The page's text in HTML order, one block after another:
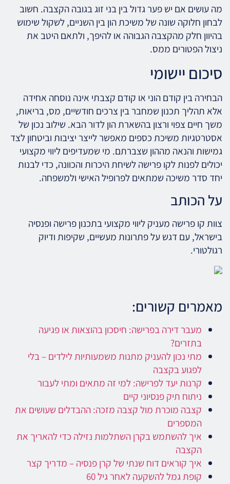
מה עושים אם יש פער גדול בין בני זוג בגובה הקצבה. חשוב
לבחון חלוקה שונה של משיכת הון בין השניים, לשקול שימוש
בהיוון חלק מהקצבה הגבוהה או להיפך, ולתאם היטב את
ניצול הפטורים ממס.
סיכום יישומי
הבחירה בין קודם הוני או קודם קצבתי אינה נוסחה אחידה
אלא תהליך תכנון שמחבר בין צרכים חודשיים, מס, בריאות,
משך חיים צפוי ורצון בהשארת הון לדור הבא. שילוב נכון של
אסטרטגיות משיכת כספים מאפשר לייצר יציבות וביטחון לצד
גמישות והנאה מההון שצברתם. מי שמעדיפים ליווי מקצועי
יכולים לפנות לקו פרישה לשיחת היכרות והכוונה, כדי לבנות
יחד סדר משיכה שמתאים לפרופיל האישי ולמשפחה.
על הכותב
צוות קו פרישה מעניק ליווי מקצועי בתכנון פרישה ופנסיה
בישראל, עם דגש על פתרונות מעשיים, שקיפות ודיוק
רגולטורי.
מאמרים קשורים:
מעבר דירה בפרישה: חיסכון בהוצאות או פגיעה
בתזרים?
מתי נכון להעניק מתנות משמעותיות לילדים – בלי
לפגוע בקצבה
קרנות יעד לפרישה: למי זה מתאים ומתי לעבור
ניתוח תיק פנסיוני קיים
קצבה מוכרת מול קצבה מזכה: ההבדלים שעושים את
המספרים
איך להשתמש בקרן השתלמות נזילה כדי להאריך את
הקצבה
איך קוראים דוח שנתי של קרן פנסיה – מדריך קצר
קופת גמל להשקעה לאחר גיל 60